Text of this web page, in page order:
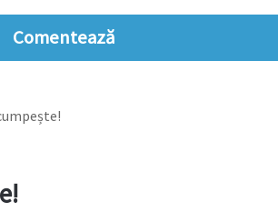
Comentează